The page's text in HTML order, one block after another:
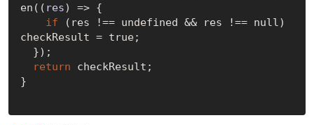
en( ( res) => {
if (res !== undefined && res !== null)
checkResult = true;
return checkResult;
}